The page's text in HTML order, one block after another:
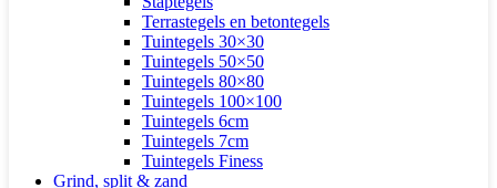
Terrastegels en betontegels
Tuintegels 30×30
Tuintegels 50×50
Tuintegels 80×80
Tuintegels 100×100
Tuintegels 6cm
Tuintegels 7cm
Tuintegels Finess
Grind, split & zand